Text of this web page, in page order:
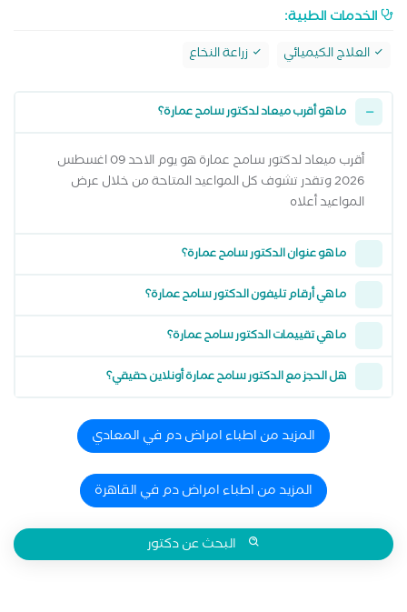
الخدمات الطبية:
العلاج الكيميائي زراعة النخاع
ما هو أقرب ميعاد لدكتور سامح عمارة؟
أقرب ميعاد لدكتور سامح عمارة هو يوم الاحد 09 اغسطس
2026 وتقدر تشوف كل المواعيد المتاحة من خلال عرض
المواعيد أعلاه
ما هو عنوان الدكتور سامح عمارة؟
ما هي أرقام تليفون الدكتور سامح عمارة؟
ما هي تقييمات الدكتور سامح عمارة؟
هل الحجز مع الدكتور سامح عمارة أونلاين حقيقي؟
المزيد من اطباء امراض دم في المعادي
المزيد من اطباء امراض دم في القاهرة
البحث عن دكتور